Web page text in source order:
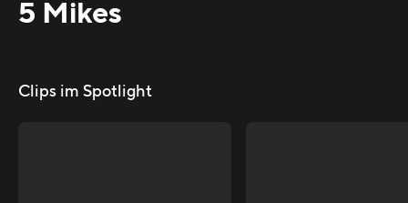
5 Mikes
Clips im Spotlight